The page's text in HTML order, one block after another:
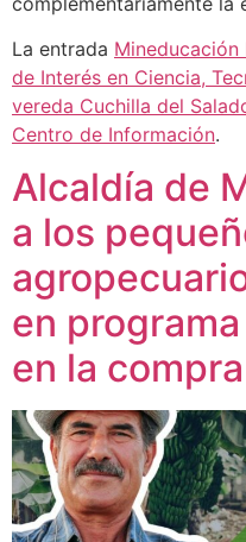
La entrada
de Interés en Ciencia,
vereda Cuchilla del
Centro de Información.
Alcaldía de
a los
en
en la